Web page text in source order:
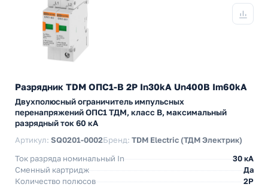
Разрядник TDM ОПС1-B 2Р In30kA Un400B Im60kA
Двухполюсный ограничитель импульсных
перенапряжений ОПС1 ТДМ, класс B, максимальный
разрядный ток 60 кА
Артикул: SQ0201-0002Бренд: TDM Electric (ТДМ Электрик)
Ток разряда номинальный In
30 кА
Сменный картридж
Да
Количество полюсов
2P